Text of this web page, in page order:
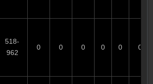
518-
962
0 0 0 0 0 0